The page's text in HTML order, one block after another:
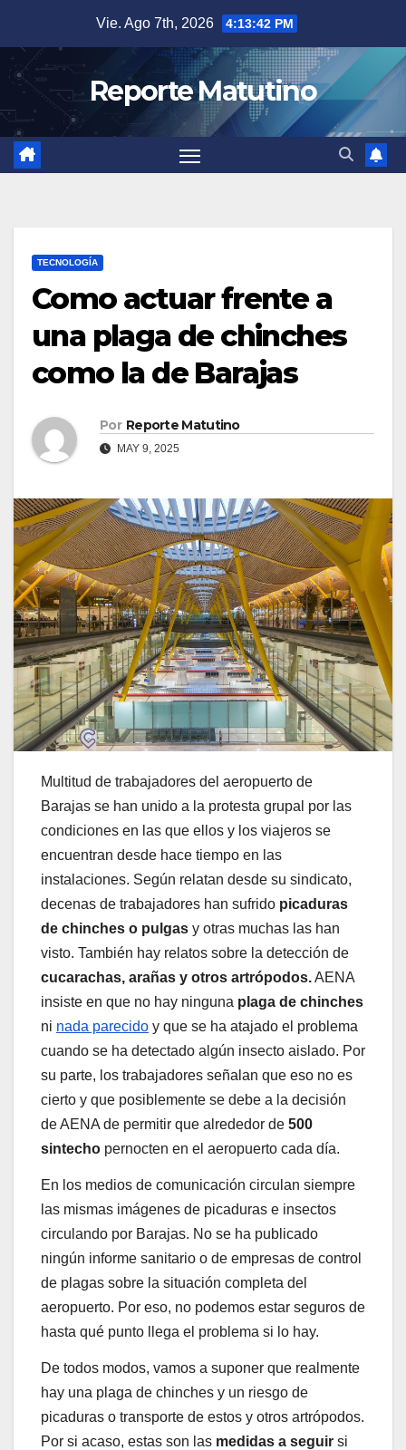
contenido
Vie. Ago 7th, 2026 4:13:44 PM
Reporte Matutino
TECNOLOGÍA
Como actuar frente a
una plaga de chinches
como la de Barajas
Por Reporte Matutino
MAY 9, 2025
Multitud de trabajadores del aeropuerto de
Barajas se han unido a la protesta grupal por las
condiciones en las que ellos y los viajeros se
encuentran desde hace tiempo en las
instalaciones. Según relatan desde su sindicato,
decenas de trabajadores han sufrido picaduras
de chinches o pulgas y otras muchas las han
visto. También hay relatos sobre la detección de
cucarachas, arañas y otros artrópodos.AENA
insiste en que no hay ninguna plaga de chinches
ni nada parecido y que se ha atajado el problema
cuando se ha detectado algún insecto aislado. Por
su parte, los trabajadores señalan que eso no es
cierto y que posiblemente se debe a la decisión
de AENA de permitir que alrededor de 500
sintecho pernocten en el aeropuerto cada día.
En los medios de comunicación circulan siempre
las mismas imágenes de picaduras e insectos
circulando por Barajas. No se ha publicado
ningún informe sanitario o de empresas de control
de plagas sobre la situación completa del
aeropuerto. Por eso, no podemos estar seguros de
hasta qué punto llega el problema si lo hay.
De todos modos, vamos a suponer que realmente
hay una plaga de chinches y un riesgo de
picaduras o transporte de estos y otros artrópodos.
Por si acaso, estas son las medidas a seguir si